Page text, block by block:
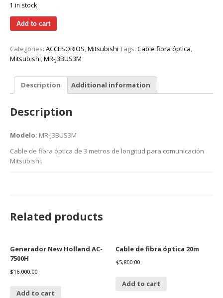
1 in stock
Add to cart
Categories: ACCESORIOS,Mitsubishi Tags: Cable fibra óptica,
Mitsubishi,MR-J3BUS3M
Description Additional information
Description
Modelo: MR-J3BUS3M
Cable de fibra óptica de 3 metros de longitud para comunicación
Mitsubishi.
Related products
Generador New Holland AC-
7500H
$16,000.00
Add to cart
Cable de fibra óptica 20m
$5,800.00
Add to cart